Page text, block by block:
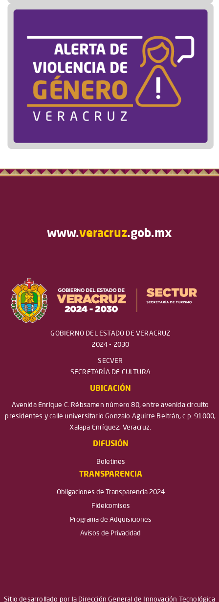
www.veracruz.gob.mx
GOBIERNO DEL ESTADO DE VERACRUZ
2024 - 2030
SECVER
SECRETARÍA DE CULTURA
UBICACIÓN
Avenida Enrique C. Rébsamen número 80, entre avenida circuito
presidentes y calle universitario Gonzalo Aguirre Beltrán, c.p. 91000,
Xalapa Enríquez, Veracruz.
DIFUSIÓN
Boletines
TRANSPARENCIA
Obligaciones de Transparencia 2024
Fideicomisos
Programa de Adquisiciones
Avisos de Privacidad
Sitio desarrollado por la Dirección General de Innovación Tecnológica